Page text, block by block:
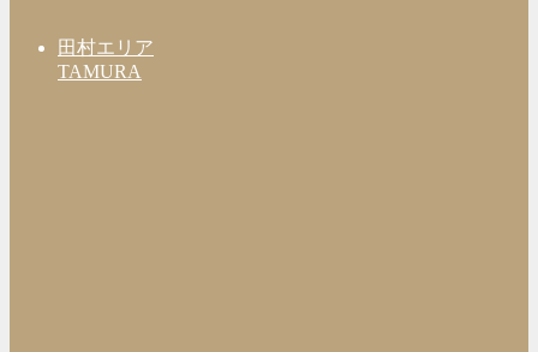
田村エリア
TAMURA